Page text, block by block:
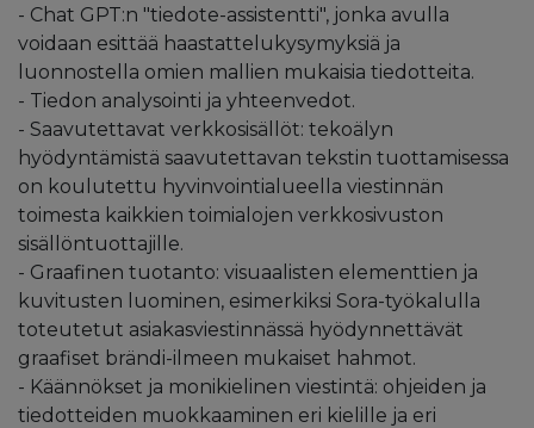
- Chat GPT:n "tiedote-assistentti", jonka avulla
voidaan esittää haastattelukysymyksiä ja
luonnostella omien mallien mukaisia tiedotteita.
- Tiedon analysointi ja yhteenvedot.
- Saavutettavat verkkosisällöt: tekoälyn
hyödyntämistä saavutettavan tekstin tuottamisessa
on koulutettu hyvinvointialueella viestinnän
toimesta kaikkien toimialojen verkkosivuston
sisällöntuottajille.
- Graafinen tuotanto: visuaalisten elementtien ja
kuvitusten luominen, esimerkiksi Sora-työkalulla
toteutetut asiakasviestinnässä hyödynnettävät
graafiset brändi-ilmeen mukaiset hahmot.
- Käännökset ja monikielinen viestintä: ohjeiden ja
tiedotteiden muokkaaminen eri kielille ja eri